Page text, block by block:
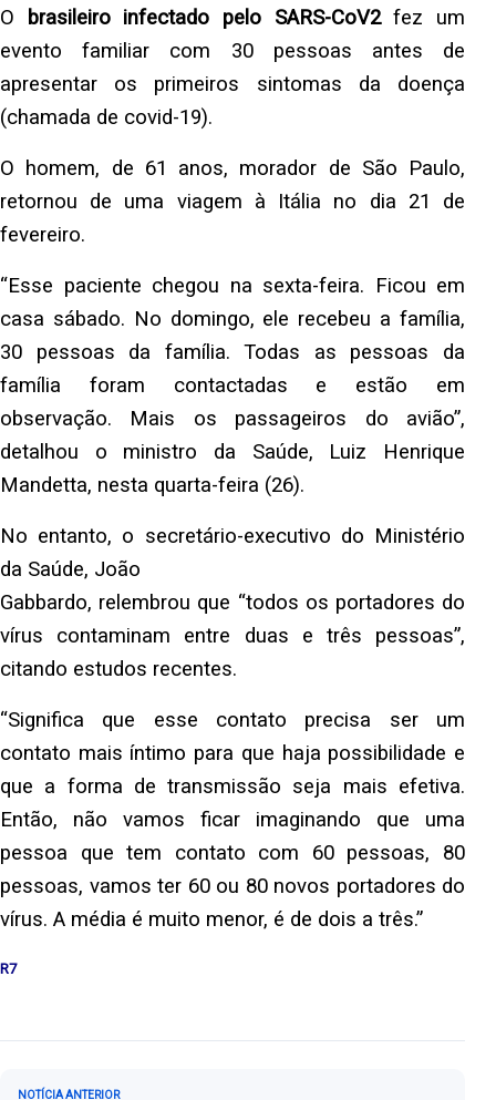
O brasileiro infectado pelo SARS-CoV2fez um
evento familiar com 30 pessoas antes de
apresentar os primeiros sintomas da doença
(chamada de covid-19).
O homem, de 61 anos, morador de São Paulo,
retornou de uma viagem à Itália no dia 21 de
fevereiro.
“Esse paciente chegou na sexta-feira. Ficou em
casa sábado. No domingo, ele recebeu a família,
30 pessoas da família. Todas as pessoas da
família foram contactadas e estão em
observação. Mais os passageiros do avião”,
detalhou o ministro da Saúde, Luiz Henrique
Mandetta, nesta quarta-feira (26).
No entanto, o secretário-executivo do Ministério
da Saúde, João
Gabbardo, relembrou que “todos os portadores do
vírus contaminam entre duas e três pessoas”,
citando estudos recentes.
“Significa que esse contato precisa ser um
contato mais íntimo para que haja possibilidade e
que a forma de transmissão seja mais efetiva.
Então, não vamos ficar imaginando que uma
pessoa que tem contato com 60 pessoas, 80
pessoas, vamos ter 60 ou 80 novos portadores do
vírus. A média é muito menor, é de dois a três.”
R7
Navegação de Post
NOTÍCIA ANTERIOR